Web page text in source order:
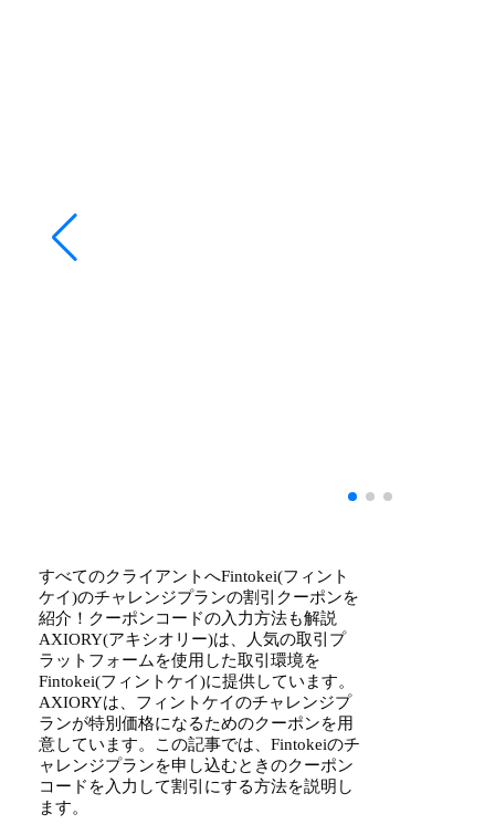
すべてのクライアントへFintokei(フィント
ケイ)のチャレンジプランの割引クーポンを
紹介！クーポンコードの入力方法も解説
AXIORY(アキシオリー)は、人気の取引プ
ラットフォームを使用した取引環境を
Fintokei(フィントケイ)に提供しています。
AXIORYは、フィントケイのチャレンジプ
ランが特別価格になるためのクーポンを用
意しています。この記事では、Fintokeiのチ
ャレンジプランを申し込むときのクーポン
コードを入力して割引にする方法を説明し
ます。